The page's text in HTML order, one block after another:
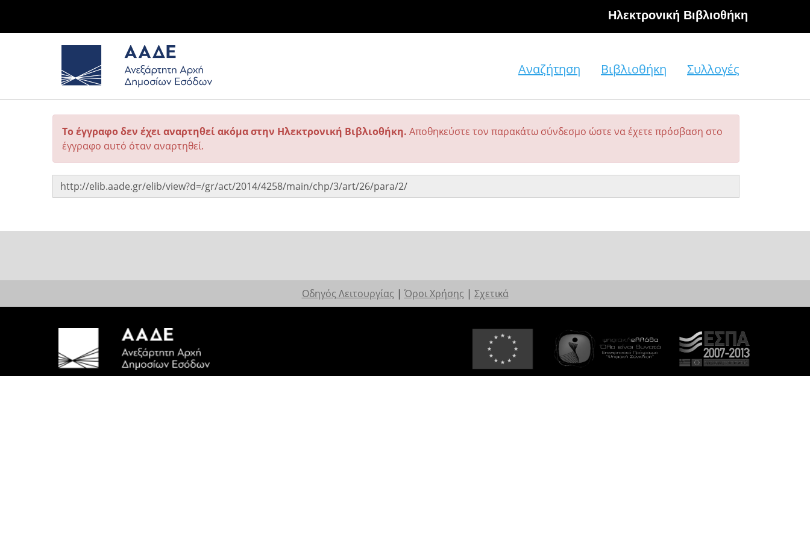
Hλεκτρονική Βιβλιοθήκη
Αναζήτηση Βιβλιοθήκη Συλλογές
Το έγγραφο δεν έχει αναρτηθεί ακόμα στην Ηλεκτρονική Βιβλιοθήκη. Αποθηκεύστε τον παρακάτω σύνδεσμο ώστε να έχετε πρόσβαση στο
έγγραφο αυτό όταν αναρτηθεί.
Οδηγός Λειτουργίας | Όροι Χρήσης | Σχετικά